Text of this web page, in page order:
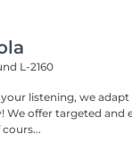
L-2160
listening, we
We offer targeted and